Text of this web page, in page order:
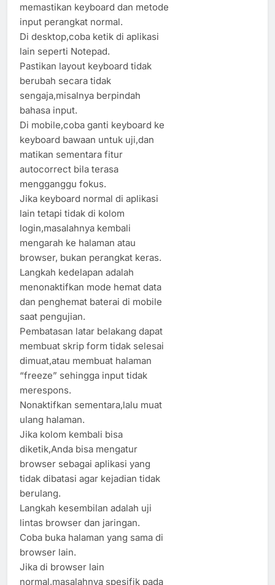
memastikan keyboard dan metode
input perangkat normal.
Di desktop,coba ketik di aplikasi
lain seperti Notepad.
Pastikan layout keyboard tidak
berubah secara tidak
sengaja,misalnya berpindah
bahasa input.
Di mobile,coba ganti keyboard ke
keyboard bawaan untuk uji,dan
matikan sementara fitur
autocorrect bila terasa
mengganggu fokus.
Jika keyboard normal di aplikasi
lain tetapi tidak di kolom
login,masalahnya kembali
mengarah ke halaman atau
browser, bukan perangkat keras.
Langkah kedelapan adalah
menonaktifkan mode hemat data
dan penghemat baterai di mobile
saat pengujian.
Pembatasan latar belakang dapat
membuat skrip form tidak selesai
dimuat,atau membuat halaman
“freeze” sehingga input tidak
merespons.
Nonaktifkan sementara,lalu muat
ulang halaman.
Jika kolom kembali bisa
diketik,Anda bisa mengatur
browser sebagai aplikasi yang
tidak dibatasi agar kejadian tidak
berulang.
Langkah kesembilan adalah uji
lintas browser dan jaringan.
Coba buka halaman yang sama di
browser lain.
Jika di browser lain
normal,masalahnya spesifik pada